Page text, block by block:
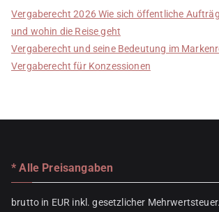
Vergaberecht 2026 Wie sich öffentliche
und wohin die Reise geht
Vergaberecht und seine Bedeutung im
Vergaberecht für Konzessionen
* Alle Preisangaben
brutto in EUR inkl. gesetzlicher